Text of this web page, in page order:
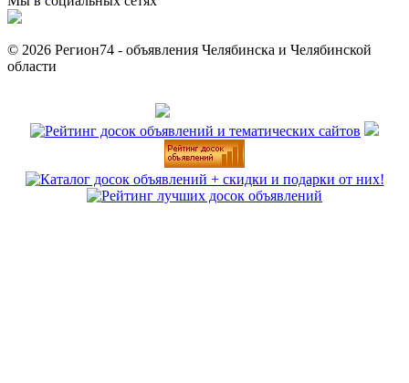
© 2026 Регион74 - объявления Челябинска и Челябинской
области